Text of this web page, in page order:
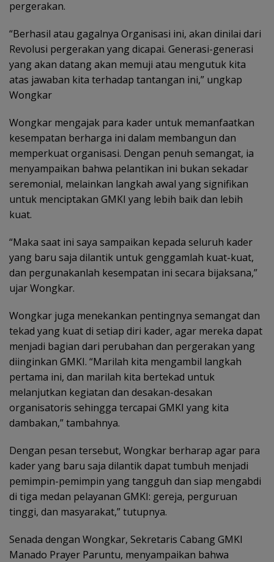
pergerakan.
“Berhasil atau gagalnya Organisasi ini, akan dinilai dari
Revolusi pergerakan yang dicapai. Generasi-generasi
yang akan datang akan memuji atau mengutuk kita
atas jawaban kita terhadap tantangan ini,” ungkap
Wongkar
Wongkar mengajak para kader untuk memanfaatkan
kesempatan berharga ini dalam membangun dan
memperkuat organisasi. Dengan penuh semangat, ia
menyampaikan bahwa pelantikan ini bukan sekadar
seremonial, melainkan langkah awal yang signifikan
untuk menciptakan GMKI yang lebih baik dan lebih
kuat.
“Maka saat ini saya sampaikan kepada seluruh kader
yang baru saja dilantik untuk genggamlah kuat-kuat,
dan pergunakanlah kesempatan ini secara bijaksana,”
ujar Wongkar.
Wongkar juga menekankan pentingnya semangat dan
tekad yang kuat di setiap diri kader, agar mereka dapat
menjadi bagian dari perubahan dan pergerakan yang
diinginkan GMKI. “Marilah kita mengambil langkah
pertama ini, dan marilah kita bertekad untuk
melanjutkan kegiatan dan desakan-desakan
organisatoris sehingga tercapai GMKI yang kita
dambakan,” tambahnya.
Dengan pesan tersebut, Wongkar berharap agar para
kader yang baru saja dilantik dapat tumbuh menjadi
pemimpin-pemimpin yang tangguh dan siap mengabdi
di tiga medan pelayanan GMKI: gereja, perguruan
tinggi, dan masyarakat,” tutupnya.
Senada dengan Wongkar, Sekretaris Cabang GMKI
Manado Prayer Paruntu, menyampaikan bahwa